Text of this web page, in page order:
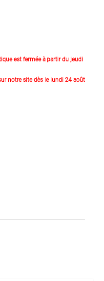
est fermée à partir du jeudi
notre site dès le lundi 24 août